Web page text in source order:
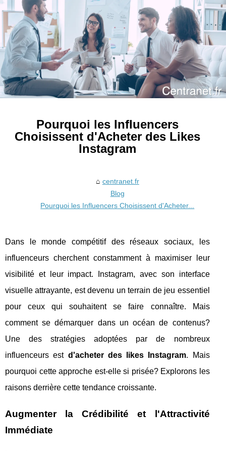
Pourquoi les Influencers
Choisissent d'Acheter des Likes
Instagram
centranet.fr
Blog
Pourquoi les Influencers Choisissent d'Acheter...
Dans le monde compétitif des réseaux sociaux, les
influenceurs cherchent constamment à maximiser leur
visibilité et leur impact. Instagram, avec son interface
visuelle attrayante, est devenu un terrain de jeu essentiel
pour ceux qui souhaitent se faire connaître. Mais
comment se démarquer dans un océan de contenus?
Une des stratégies adoptées par de nombreux
influenceurs est d'acheter des likes Instagram. Mais
pourquoi cette approche est-elle si prisée? Explorons les
raisons derrière cette tendance croissante.
Augmenter la Crédibilité et l'Attractivité
Immédiate